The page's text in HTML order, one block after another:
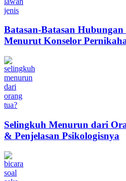
Batasan-Batasan
Menurut Konselor
Selingkuh Menurun dari
& Penjelasan Psikologisnya